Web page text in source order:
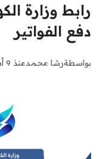
رابط وزارة
دفع الفواتير
بواسطةرشا محمدمنذ 9 أشهر